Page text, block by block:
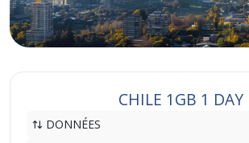
CHILE 1GB 1 DAY
DONNÉES